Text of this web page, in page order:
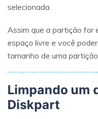
selecionada.
Assim que a partição for
espaço livre e você
tamanho de uma
Limpando um
Diskpart